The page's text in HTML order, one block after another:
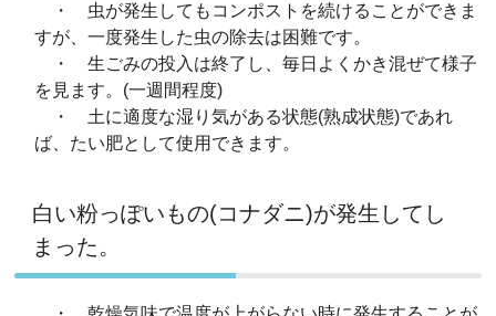
・ 虫が発生してもコンポストを続けることができま
すが、一度発生した虫の除去は困難です。
・ 生ごみの投入は終了し、毎日よくかき混ぜて様子
を見ます。(一週間程度)
・ 土に適度な湿り気がある状態(熟成状態)であれ
ば、たい肥として使用できます。
白い粉っぽいもの(コナダニ)が発生してし
まった。